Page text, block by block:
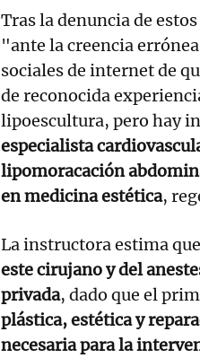
Tras la denuncia de
"ante la creencia
sociales de internet de
de reconocida
lipoescultura, pero hay
especialista
lipomoracación
en medicina estética,
La instructora estima que
este cirujano y del
privada, dado que el
plástica, estética y
necesaria para la